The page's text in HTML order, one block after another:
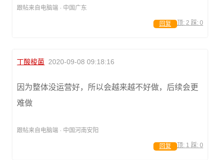
跟帖来自电脑端 · 中国广东
顶: 2 踩: 0
回复
丁酸梭菌 2020-09-08 09:18:16
因为整体没运营好，所以会越来越不好做，后续会更
难做
跟帖来自电脑端 · 中国河南安阳
顶: 1 踩: 0
回复